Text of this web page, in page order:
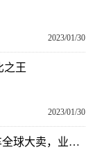
2023/01/30
之王
2023/01/30
天天信息:【韩系动向888】2022年起亚汽车全球大卖，业绩创历史新高！